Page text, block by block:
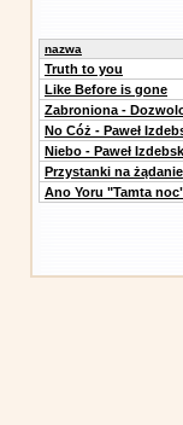
nazwa
Truth to you
Like Before is gone
Zabroniona -
No Cóż - Paweł
Niebo - Paweł
Przystanki na żądanie
Ano Yoru "Tamta